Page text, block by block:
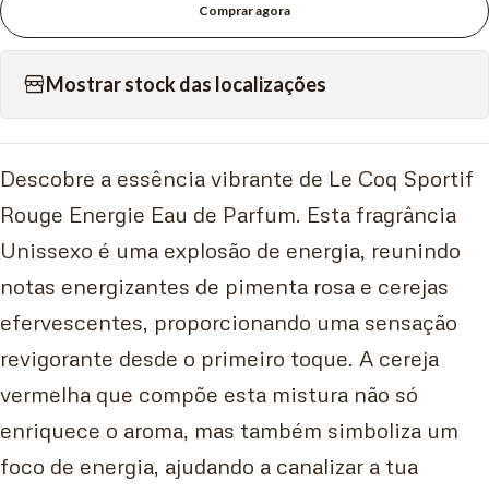
Comprar agora
Mostrar stock das localizações
Descobre a essência vibrante de Le Coq Sportif
Rouge Energie Eau de Parfum. Esta fragrância
Unissexo é uma explosão de energia, reunindo
notas energizantes de pimenta rosa e cerejas
efervescentes, proporcionando uma sensação
revigorante desde o primeiro toque. A cereja
vermelha que compõe esta mistura não só
enriquece o aroma, mas também simboliza um
foco de energia, ajudando a canalizar a tua